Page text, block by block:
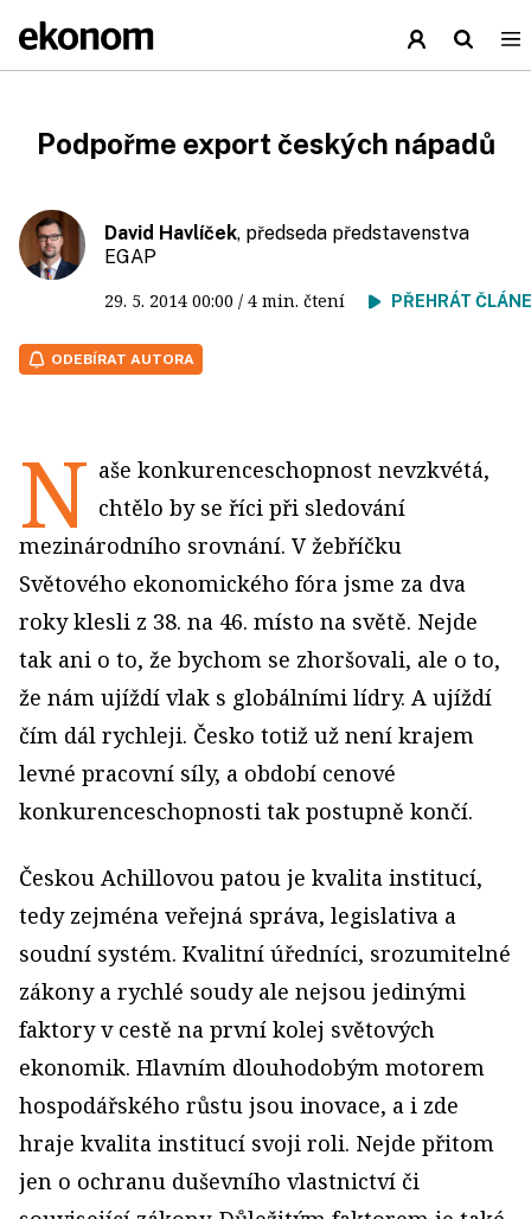
Podpořme export českých nápadů
David Havlíček, předseda představenstva
EGAP
29. 5. 2014 00:00 / 4 min. čtení PŘEHRÁT
ODEBÍRAT AUTORA
N aše konkurenceschopnost nevzkvétá,
chtělo by se říci při sledování
mezinárodního srovnání. V žebříčku
Světového ekonomického fóra jsme za dva
roky klesli z 38. na 46. místo na světě. Nejde
tak ani o to, že bychom se zhoršovali, ale o to,
že nám ujíždí vlak s globálními lídry. A ujíždí
čím dál rychleji. Česko totiž už není krajem
levné pracovní síly, a období cenové
konkurenceschopnosti tak postupně končí.
Českou Achillovou patou je kvalita institucí,
tedy zejména veřejná správa, legislativa a
soudní systém. Kvalitní úředníci, srozumitelné
zákony a rychlé soudy ale nejsou jedinými
faktory v cestě na první kolej světových
ekonomik. Hlavním dlouhodobým motorem
hospodářského růstu jsou inovace, a i zde
hraje kvalita institucí svoji roli. Nejde přitom
jen o ochranu duševního vlastnictví či